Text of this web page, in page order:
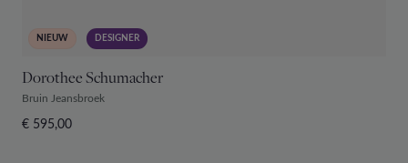
NIEUW DESIGNER
Dorothee Schumacher
Bruin Jeansbroek
€ 595,00